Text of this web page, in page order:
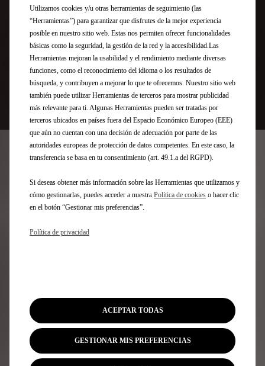
« La integración en el coche de ChatGPT ofrece una
experiencia de usuario excepcional, permitiendo a
conductores y pasajeros interactuar vocalmente con el
coche para obtener información en tiempo real,
entretenimiento, productividad y seguridad.
experiencia innovadora enriquece los viajes
transformando la conducción en una experiencia más
fácil de usar, cómoda y conectada.. » -Iris x ChatGPT
La integración de "SoundHound AI powered by ChatGPT API" en
fase piloto de seis meses, si la suscripción se realiza entre el 19
de octubre de 2023 y el 29 de febrero de 2024 y dentro del
límite de las 20.000 primeras solicitudes en DS 3, DS 4, DS 7 y
mando a distancia, está disponible en todos los DS equipadas
Vídeosde ejemplos
Utilizamos cookies y/u otras herramientas de seguimiento (las
“Herramientas”) para garantizar que disfrutes de la mejor experiencia
posible en nuestro sitio web. Estas nos permiten ofrecer funcionalidades
básicas como la seguridad, la gestión de la red y la accesibilidad.Las
Herramientas mejoran la usabilidad y el rendimiento mediante diversas
funciones, como el reconocimiento del idioma o los resultados de
búsqueda, y contribuyen a mejorar lo que te ofrecemos. Nuestro sitio web
también puede utilizar Herramientas de terceros para mostrar publicidad
más relevante para ti. Algunas Herramientas pueden ser tratadas por
terceros ubicados en países fuera del Espacio Económico Europeo (EEE)
que aún no cuentan con una decisión de adecuación por parte de las
autoridades europeas de protección de datos competentes. En este caso, la
transferencia se basa en tu consentimiento (art. 49.1.a del RGPD).
Si deseas obtener más información sobre las Herramientas que utilizamos y
cómo gestionarlas, puedes acceder a nuestra Política de cookies o hacer clic
en el botón “Gestionar mis preferencias”.
Política de privacidad
GESTIONAR MIS PREFERENCIAS
ACEPTAR TODAS